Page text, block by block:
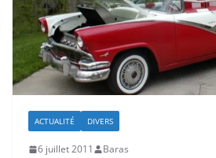
ACTUALITÉ DIVERS
6 juillet 2011 Baras